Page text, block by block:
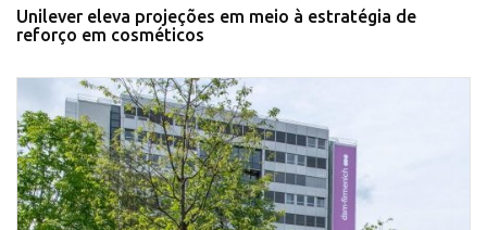
Unilever eleva projeções em meio à estratégia de
reforço em cosméticos